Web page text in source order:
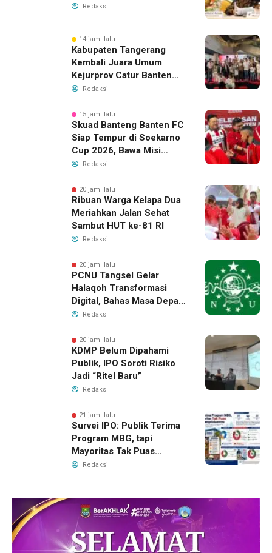
Redaksi
14 jam lalu
Kabupaten Tangerang
Kembali Juara Umum
Kejurprov Catur Banten
2026, Raih 24 Medali
Redaksi
15 jam lalu
Skuad Banteng Banten FC
Siap Tempur di Soekarno
Cup 2026, Bawa Misi
Harumkan Nama Banten
Redaksi
20 jam lalu
Ribuan Warga Kelapa Dua
Meriahkan Jalan Sehat
Sambut HUT ke-81 RI
Redaksi
20 jam lalu
PCNU Tangsel Gelar
Halaqoh Transformasi
Digital, Bahas Masa Depan
NU di Era Disrupsi
Redaksi
20 jam lalu
KDMP Belum Dipahami
Publik, IPO Soroti Risiko
Jadi “Ritel Baru”
Redaksi
21 jam lalu
Survei IPO: Publik Terima
Program MBG, tapi
Mayoritas Tak Puas
dengan Pengelolaannya
Redaksi